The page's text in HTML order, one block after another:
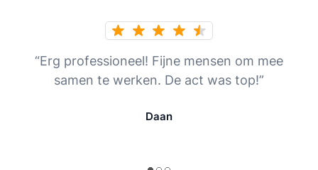
“Erg professioneel! Fijne mensen om mee
samen te werken. De act was top!”
Daan